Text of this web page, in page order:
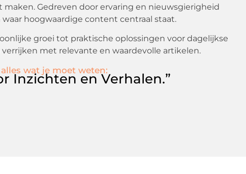
Gedreven door ervaring en nieuwsgierigheid
hoogwaardige content centraal staat.
groei tot praktische oplossingen voor dagelijkse
met relevante en waardevolle artikelen.
wat je moet weten:
Inzichten en Verhalen.”